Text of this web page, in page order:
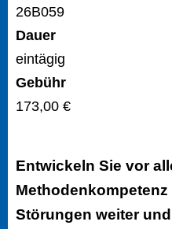
26B059
Dauer
eintägig
Gebühr
173,00 €
Entwickeln Sie vor
Störungen weiter